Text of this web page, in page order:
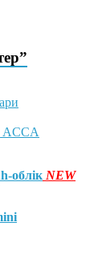
ACCA
облік NEW